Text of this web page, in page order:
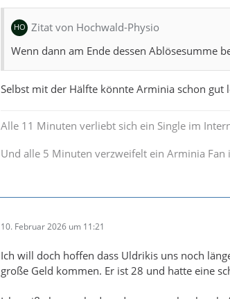
Zitat von Hochwald-Physio
Wenn dann am Ende dessen Ablösesumme
Selbst mit der Hälfte könnte Arminia schon gut
Alle 11 Minuten verliebt sich ein Single im
Und alle 5 Minuten verzweifelt ein Arminia Fan
10. Februar 2026 um 11:21
Ich will doch hoffen dass Uldrikis uns noch
große Geld kommen. Er ist 28 und hatte eine